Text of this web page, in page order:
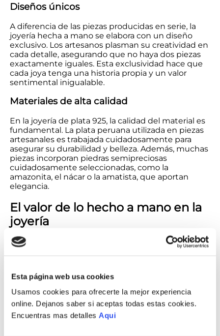
Esta página web usa cookies
Usamos cookies para ofrecerte la mejor experiencia
online. Dejanos saber si aceptas todas estas cookies.
Encuentras mas detalles Aqui
Diseños únicos
A diferencia de las piezas producidas en serie, la
joyería hecha a mano se elabora con un diseño
exclusivo. Los artesanos plasman su creatividad en
cada detalle, asegurando que no haya dos piezas
exactamente iguales. Esta exclusividad hace que
cada joya tenga una historia propia y un valor
sentimental inigualable.
Materiales de alta calidad
En la joyería de plata 925, la calidad del material es
fundamental. La plata peruana utilizada en piezas
artesanales es trabajada cuidadosamente para
asegurar su durabilidad y belleza. Además, muchas
piezas incorporan piedras semipreciosas
cuidadosamente seleccionadas, como la
amazonita, el nácar o la amatista, que aportan
elegancia.
El valor de lo hecho a mano en la
joyería
Tradición y cultura en cada pieza
generación en generación. En Ilaria, nos
enorgullecemos de trabajar con los
artesanos peruanos , quienes crean piezas que
cuentan historias. Desde delicados anillos hasta
preciosos collares, cada joya es una muestra del
talento y la dedicación de los orfebres peruanos.